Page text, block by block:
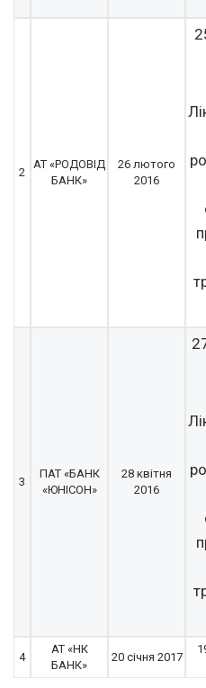
2
АТ «РОДОВІД
БАНК»
26 лютого
2016
3
ПАТ «БАНК
«ЮНІСОН»
28 квітня
2016
4
АТ «НК
БАНК»
20 січня 2017